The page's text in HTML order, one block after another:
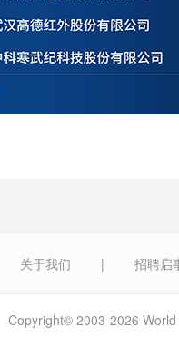
关于我们 | 招聘启
Copyright© 2003-2026